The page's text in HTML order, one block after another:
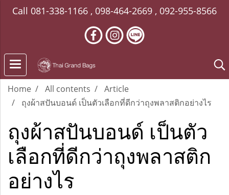
Call 081-338-1166 , 098-464-2669 , 092-955-8566
Home All contents
Article
ถุงผ้าสปันบอนด์ เป็นตัวเลือกที่ดีกว่าถุงพลาสติกอย่างไร
ถุงผ้าสปันบอนด์ เป็นตัว
เลือกที่ดีกว่าถุงพลาสติก
อย่างไร